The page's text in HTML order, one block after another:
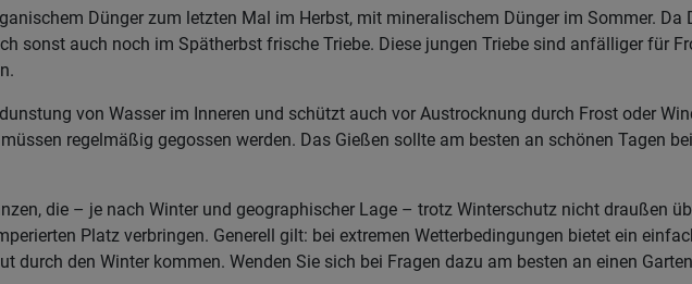
Dünger zum letzten Mal im Herbst, mit mineralischem Dünger im Sommer. Da
sonst auch noch im Spätherbst frische Triebe. Diese jungen Triebe sind anfälliger für
von Wasser im Inneren und schützt auch vor Austrocknung durch Frost oder
regelmäßig gegossen werden. Das Gießen sollte am besten an schönen Tagen
die – je nach Winter und geographischer Lage – trotz Winterschutz nicht draußen
Platz verbringen. Generell gilt: bei extremen Wetterbedingungen bietet ein
durch den Winter kommen. Wenden Sie sich bei Fragen dazu am besten an einen